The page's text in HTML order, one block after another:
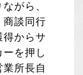
がら、
商談同行
得からサ
を押し
所長自